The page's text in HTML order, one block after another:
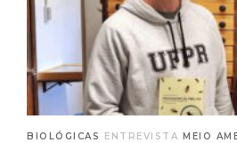
BIOLÓGICAS ENTREVISTA MEIO